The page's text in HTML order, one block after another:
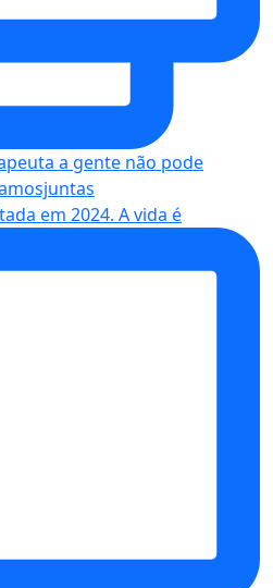
em 2024. A vida é